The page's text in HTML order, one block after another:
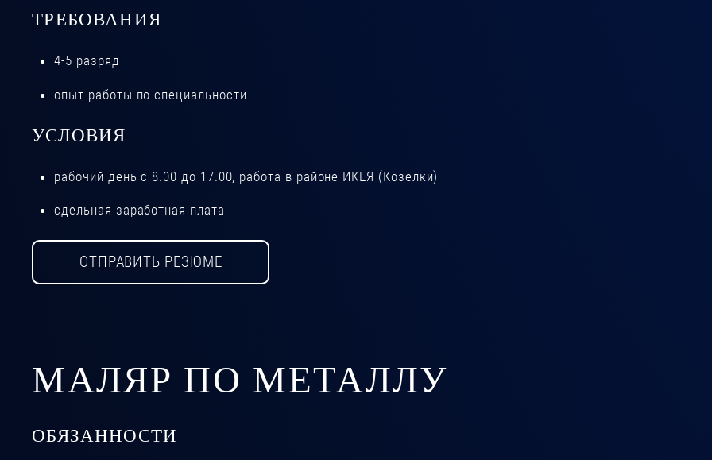
ТРЕБОВАНИЯ
4-5 разряд
опыт работы по специальности
УСЛОВИЯ
рабочий день с 8.00 до 17.00, работа в районе ИКЕЯ (Козелки)
сдельная заработная плата
ОТПРАВИТЬ РЕЗЮМЕ
МАЛЯР ПО МЕТАЛЛУ
ОБЯЗАННОСТИ